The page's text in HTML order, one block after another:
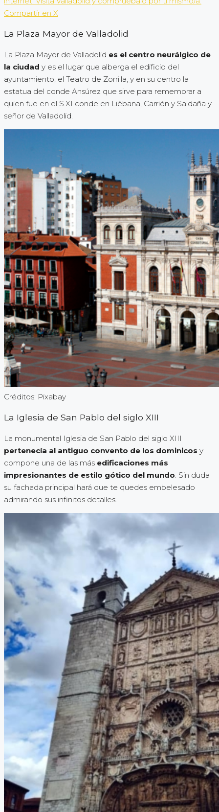
Compartir en X
La Plaza Mayor de Valladolid
La Plaza Mayor de Valladolid es el centro neurálgico de
la ciudad y es el lugar que alberga el edificio del
ayuntamiento, el Teatro de Zorrilla, y en su centro la
estatua del conde Ansúrez que sirve para rememorar a
quien fue en el S.XI conde en Liébana, Carrión y Saldaña y
señor de Valladolid.
Créditos: Pixabay
La Iglesia de San Pablo del siglo XIII
La monumental Iglesia de San Pablo del siglo XIII
pertenecía al antiguo convento de los dominicos y
compone una de las más edificaciones más
impresionantes de estilo gótico del mundo. Sin duda
su fachada principal hará que te quedes embelesado
admirando sus infinitos detalles.